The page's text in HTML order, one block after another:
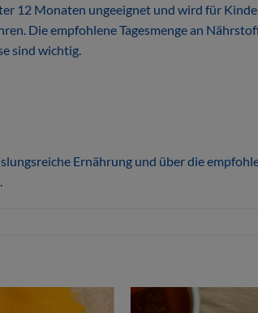
12 Monaten ungeeignet und wird für
Die empfohlene Tagesmenge an
sind wichtig.
Ernährung und über die